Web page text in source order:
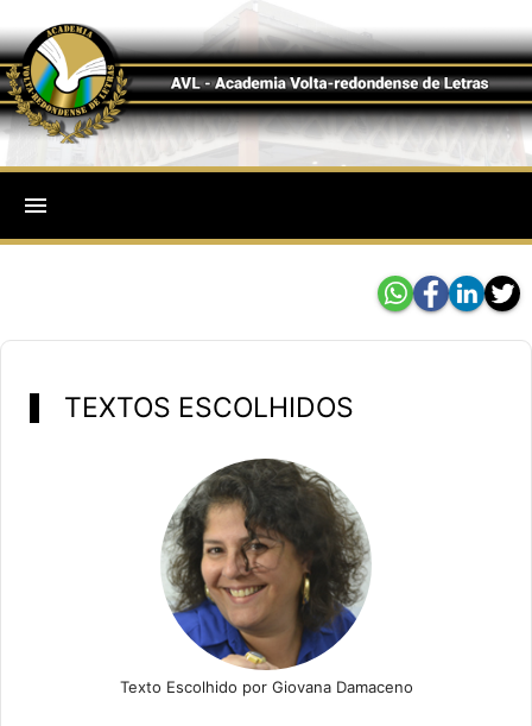
menu
TEXTOS ESCOLHIDOS
Texto Escolhido por Giovana Damaceno